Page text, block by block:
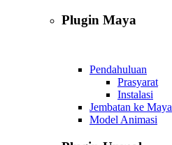
Plugin Maya
Pendahuluan
Prasyarat
Instalasi
Jembatan ke Maya
Model Animasi